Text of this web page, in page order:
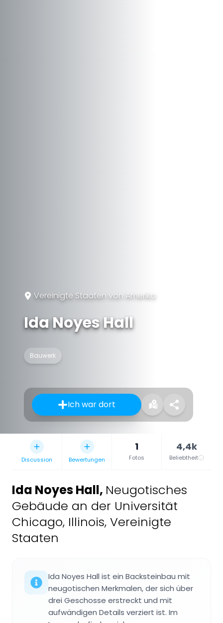
Vereinigte Staaten von Amerika
Ida Noyes Hall
Bauwerk
Ich war dort
Discussion Bewertungen
1
Fotos
4,4k
Beliebtheit
Ida Noyes Hall, Neugotisches
Gebäude an der Universität
Chicago, Illinois, Vereinigte
Staaten
Ida Noyes Hall ist ein Backsteinbau mit
neugotischen Merkmalen, der sich über
drei Geschosse erstreckt und mit
aufwändigen Details verziert ist. Im